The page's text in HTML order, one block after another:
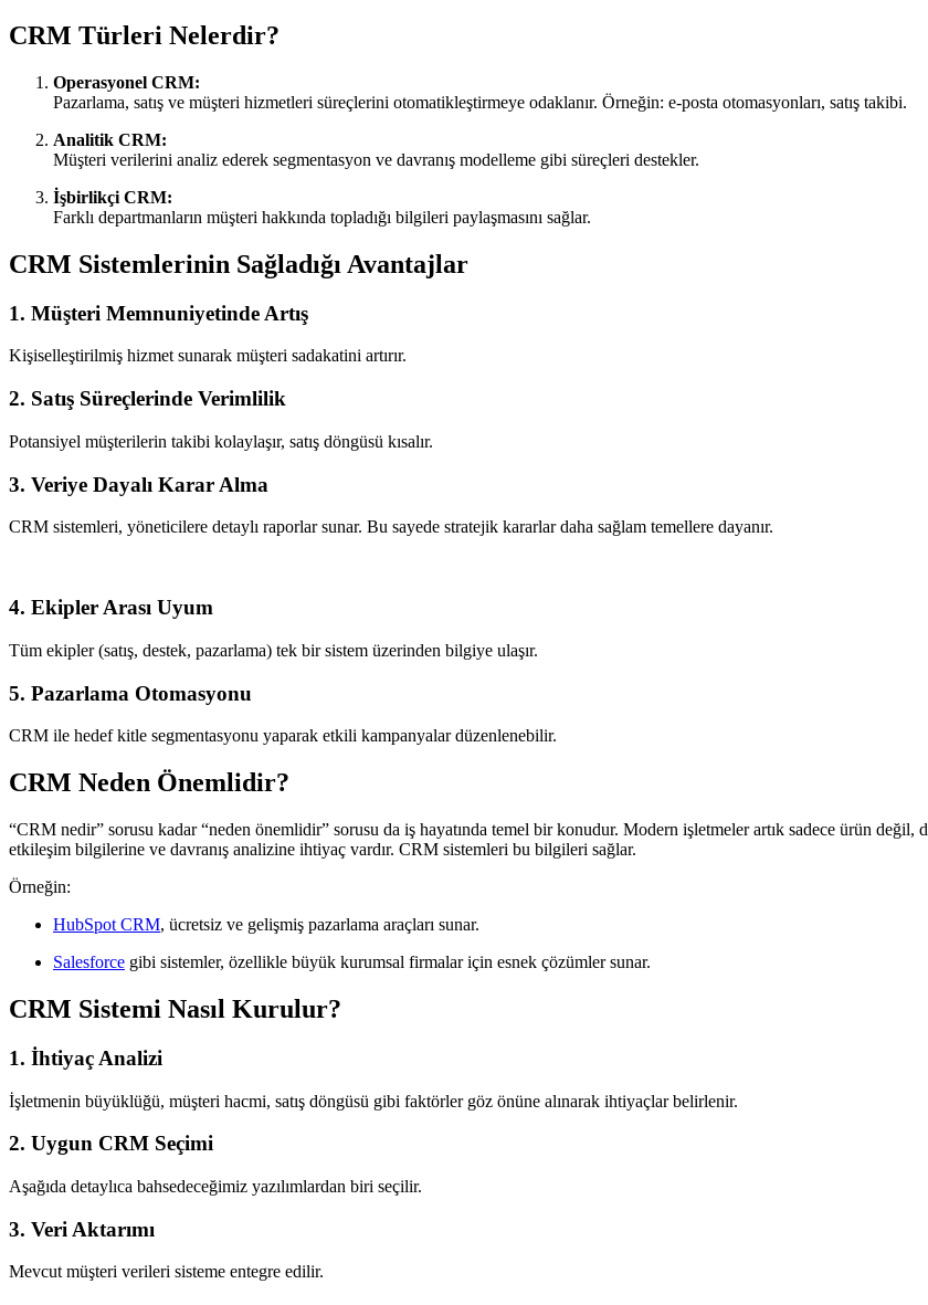
CRM Türleri Nelerdir?
Operasyonel CRM:
Pazarlama, satış ve müşteri hizmetleri süreçlerini otomatikleştirmeye odaklanır. Örneğin: e-posta otomasyonları, satış takibi.
Analitik CRM:
Müşteri verilerini analiz ederek segmentasyon ve davranış modelleme gibi süreçleri destekler.
İşbirlikçi CRM:
Farklı departmanların müşteri hakkında topladığı bilgileri paylaşmasını sağlar.
CRM Sistemlerinin Sağladığı Avantajlar
1. Müşteri Memnuniyetinde Artış
Kişiselleştirilmiş hizmet sunarak müşteri sadakatini artırır.
2. Satış Süreçlerinde Verimlilik
Potansiyel müşterilerin takibi kolaylaşır, satış döngüsü kısalır.
3. Veriye Dayalı Karar Alma
CRM sistemleri, yöneticilere detaylı raporlar sunar. Bu sayede stratejik kararlar daha sağlam temellere dayanır.
4. Ekipler Arası Uyum
Tüm ekipler (satış, destek, pazarlama) tek bir sistem üzerinden bilgiye ulaşır.
5. Pazarlama Otomasyonu
CRM ile hedef kitle segmentasyonu yaparak etkili kampanyalar düzenlenebilir.
CRM Neden Önemlidir?
“CRM nedir” sorusu kadar “neden önemlidir” sorusu da iş hayatında temel bir konudur. Modern işletmeler artık sadece ürün
etkileşim bilgilerine ve davranış analizine ihtiyaç vardır. CRM sistemleri bu bilgileri sağlar.
Örneğin:
HubSpot CRM, ücretsiz ve gelişmiş pazarlama araçları sunar.
Salesforce gibi sistemler, özellikle büyük kurumsal firmalar için esnek çözümler sunar.
CRM Sistemi Nasıl Kurulur?
1. İhtiyaç Analizi
İşletmenin büyüklüğü, müşteri hacmi, satış döngüsü gibi faktörler göz önüne alınarak ihtiyaçlar belirlenir.
2. Uygun CRM Seçimi
Aşağıda detaylıca bahsedeceğimiz yazılımlardan biri seçilir.
3. Veri Aktarımı
Mevcut müşteri verileri sisteme entegre edilir.